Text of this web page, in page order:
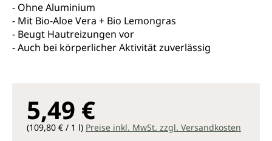
- Ohne Aluminium
- Mit Bio-Aloe Vera + Bio Lemongras
- Beugt Hautreizungen vor
- Auch bei körperlicher Aktivität zuverlässig
5,49 €
(109,80 € / 1 l) Preise inkl. MwSt. zzgl. Versandkosten